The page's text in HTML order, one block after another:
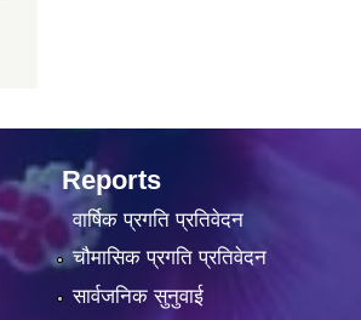
Reports
वार्षिक प्रगति प्रतिवेदन
चौमासिक प्रगति प्रतिवेदन
सार्वजनिक सुनुवाई